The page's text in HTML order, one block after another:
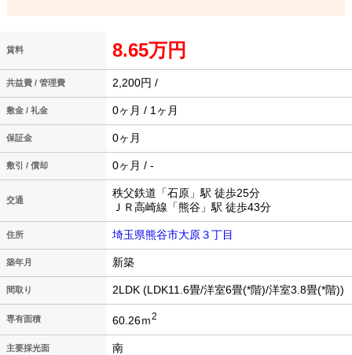
賃料 8.65万円
共益費 / 管理費 2,200円 /
敷金 / 礼金 0ヶ月 / 1ヶ月
保証金 0ヶ月
敷引 / 償却 0ヶ月 / -
交通
秩父鉄道「石原」駅 徒歩25分
ＪＲ高崎線「熊谷」駅 徒歩43分
住所 埼玉県熊谷市大原３丁目
築年月 新築
間取り 2LDK (LDK11.6畳/洋室6畳(*階)/洋室3.8畳(*階))
専有面積 60.26ｍ2
主要採光面 南